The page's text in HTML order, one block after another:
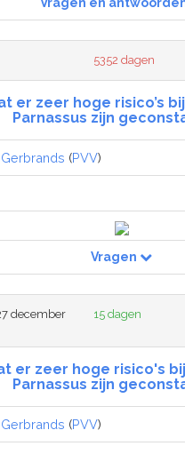
Vragen en
5352 dagen
er zeer hoge risico’s
Parnassus zijn
(PVV)
Vragen
december
15 dagen
er zeer hoge risico's
Parnassus zijn
(PVV)